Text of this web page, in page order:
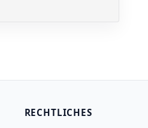
RECHTLICHES